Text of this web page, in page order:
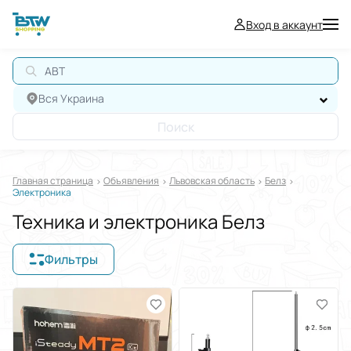
Вход в аккаунт
АВТО
Вся Украина
Поиск
Главная страница Oбъявления Львовская область
Белз
Электроника
Техника и электроника Белз
Фильтры
$€
Отсортировать по